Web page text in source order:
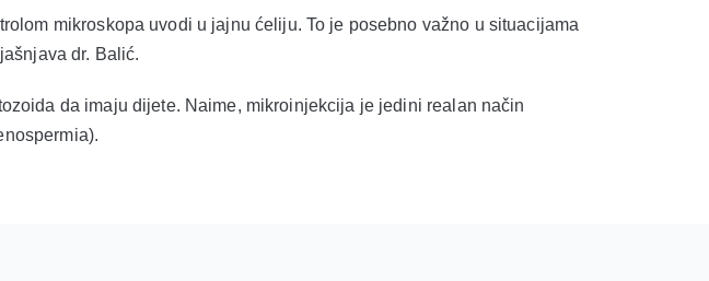
mikroskopa uvodi u jajnu ćeliju. To je posebno važno u situacijama
dr. Balić.
da imaju dijete. Naime, mikroinjekcija je jedini realan način